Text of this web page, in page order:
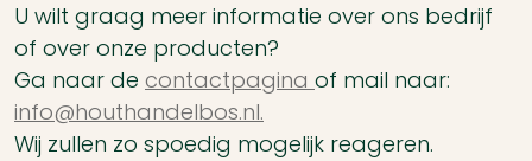
U wilt graag meer informatie over ons bedrijf
of over onze producten?
Ga naar de contactpagina of mail naar:
info@houthandelbos.nl.
Wij zullen zo spoedig mogelijk reageren.